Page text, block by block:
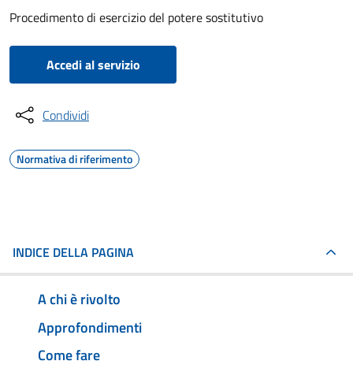
Procedimento di esercizio del potere sostitutivo
Accedi al servizio
Condividi
Normativa di riferimento
INDICE DELLA PAGINA
A chi è rivolto
Approfondimenti
Come fare